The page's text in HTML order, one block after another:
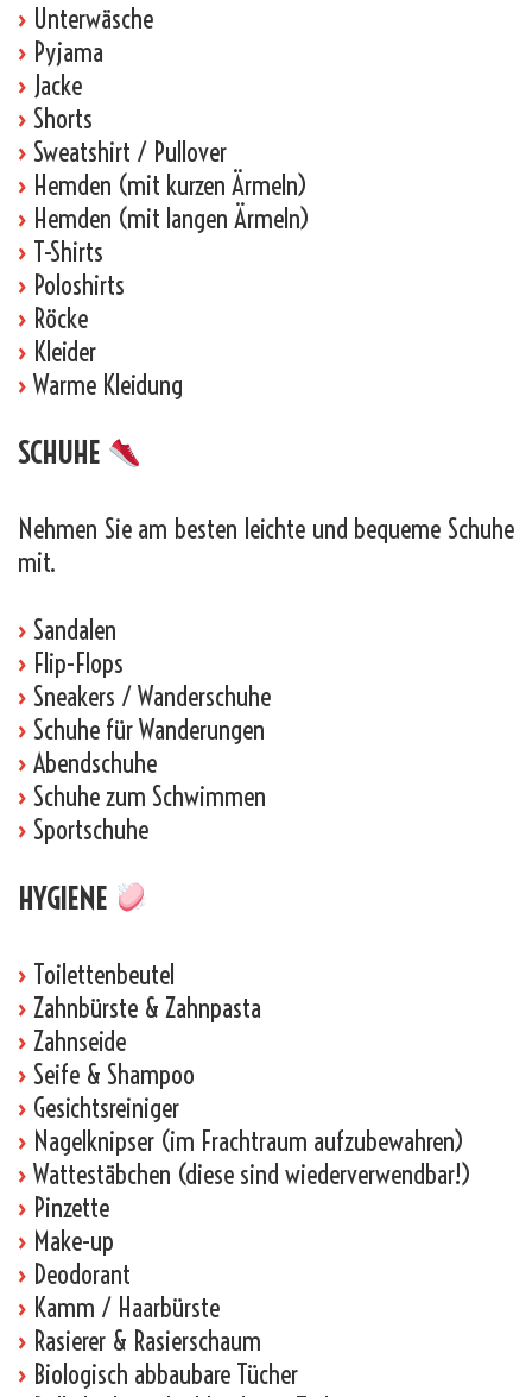
› Unterwäsche
› Pyjama
› Jacke
› Shorts
› Sweatshirt / Pullover
› Hemden (mit kurzen Ärmeln)
› Hemden (mit langen Ärmeln)
› T-Shirts
› Poloshirts
› Röcke
› Kleider
› Warme Kleidung
SCHUHE
Nehmen Sie am besten leichte und bequeme Schuhe
mit.
› Sandalen
› Flip-Flops
› Sneakers / Wanderschuhe
› Schuhe für Wanderungen
› Abendschuhe
› Schuhe zum Schwimmen
› Sportschuhe
HYGIENE
› Toilettenbeutel
› Zahnbürste & Zahnpasta
› Zahnseide
› Seife & Shampoo
› Gesichtsreiniger
› Nagelknipser (im Frachtraum aufzubewahren)
› Wattestäbchen (diese sind wiederverwendbar!)
› Pinzette
› Make-up
› Deodorant
› Kamm / Haarbürste
› Rasierer & Rasierschaum
› Biologisch abbaubare Tücher